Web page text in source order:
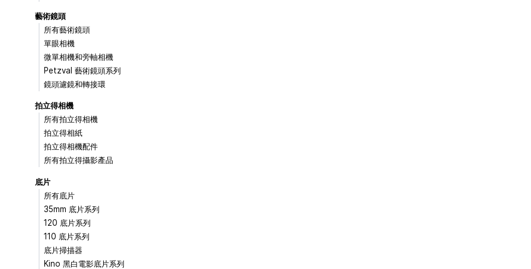
藝術鏡頭
所有藝術鏡頭
單眼相機
微單相機和旁軸相機
Petzval 藝術鏡頭系列
鏡頭濾鏡和轉接環
拍立得相機
所有拍立得相機
拍立得相紙
拍立得相機配件
所有拍立得攝影產品
底片
所有底片
35mm 底片系列
120 底片系列
110 底片系列
底片掃描器
Kino 黑白電影底片系列